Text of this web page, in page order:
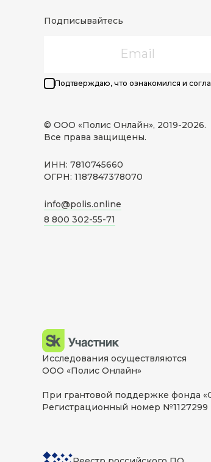
Подписывайтесь
Подтверждаю, что ознакомился и
© ООО «Полис Онлайн», 2019-2026.
Все права защищены.
ИНН: 7810745660
ОГРН: 1187847378070
info@polis.online
8 800 302-55-71
Исследования осуществляются
ООО «Полис Онлайн»
При грантовой поддержке фонда
Регистрационный номер №1127299